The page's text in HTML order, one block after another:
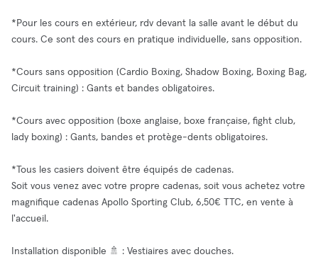
*Pour les cours en extérieur, rdv devant la salle avant le début du
cours. Ce sont des cours en pratique individuelle, sans opposition.
*Cours sans opposition (Cardio Boxing, Shadow Boxing, Boxing Bag,
Circuit training) : Gants et bandes obligatoires.
*Cours avec opposition (boxe anglaise, boxe française, fight club,
lady boxing) : Gants, bandes et protège-dents obligatoires.
*Tous les casiers doivent être équipés de cadenas.
Soit vous venez avec votre propre cadenas, soit vous achetez votre
magnifique cadenas Apollo Sporting Club, 6,50€ TTC, en vente à
l'accueil.
Installation disponible 🚿 : Vestiaires avec douches.